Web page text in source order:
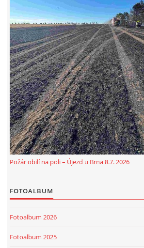
Požár obilí na poli – Újezd u Brna 8.7. 2026
FOTOALBUM
Fotoalbum 2026
Fotoalbum 2025